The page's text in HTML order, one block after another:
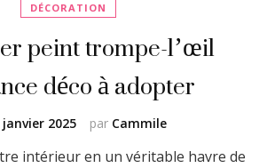
DÉCORATION
peint trompe-l’œil
déco à adopter
par Cammile
janvier 2025
intérieur en un véritable havre de